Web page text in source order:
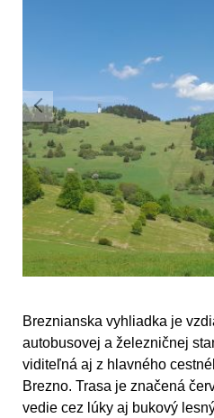
Breznianska vyhliadka je
autobusovej a železničnej
viditeľná aj z hlavného
Brezno. Trasa je značená
vedie cez lúky aj bukový